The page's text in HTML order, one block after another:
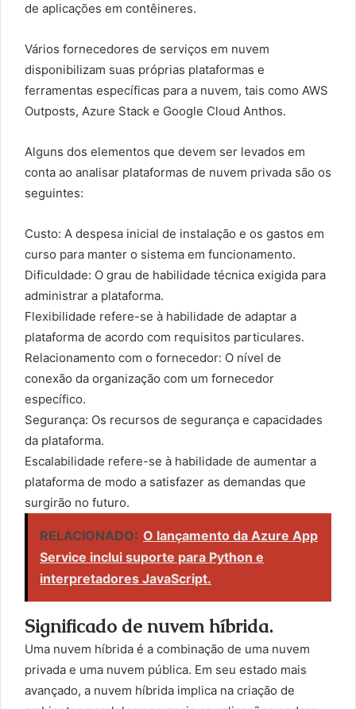
de aplicações em contêineres.
Vários fornecedores de serviços em nuvem
disponibilizam suas próprias plataformas e
ferramentas específicas para a nuvem, tais como AWS
Outposts, Azure Stack e Google Cloud Anthos.
Alguns dos elementos que devem ser levados em
conta ao analisar plataformas de nuvem privada são os
seguintes:
Custo: A despesa inicial de instalação e os gastos em
curso para manter o sistema em funcionamento.
Dificuldade: O grau de habilidade técnica exigida para
administrar a plataforma.
Flexibilidade refere-se à habilidade de adaptar a
plataforma de acordo com requisitos particulares.
Relacionamento com o fornecedor: O nível de
conexão da organização com um fornecedor
específico.
Segurança: Os recursos de segurança e capacidades
da plataforma.
Escalabilidade refere-se à habilidade de aumentar a
plataforma de modo a satisfazer as demandas que
surgirão no futuro.
RELACIONADO: O lançamento da Azure App
Service inclui suporte para Python e
interpretadores JavaScript.
Significado de nuvem híbrida.
Uma nuvem híbrida é a combinação de uma nuvem
privada e uma nuvem pública. Em seu estado mais
avançado, a nuvem híbrida implica na criação de